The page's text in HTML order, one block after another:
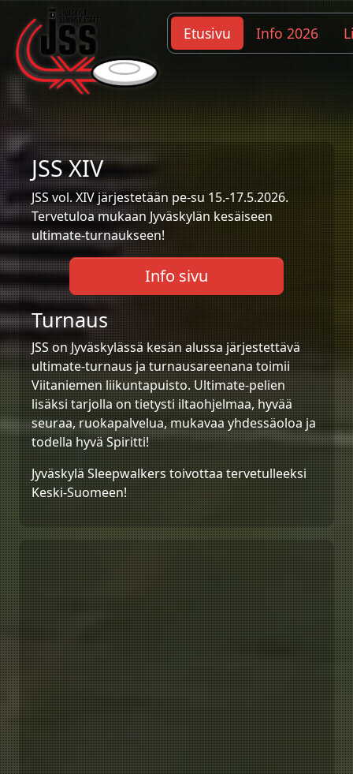
Etusivu Info 2026
JSS XIV
JSS vol. XIV järjestetään pe-su 15.-17.5.2026.
Tervetuloa mukaan Jyväskylän kesäiseen
ultimate-turnaukseen!
Info sivu
Turnaus
JSS on Jyväskylässä kesän alussa järjestettävä
ultimate-turnaus ja turnausareenana toimii
Viitaniemen liikuntapuisto. Ultimate-pelien
lisäksi tarjolla on tietysti iltaohjelmaa, hyvää
seuraa, ruokapalvelua, mukavaa yhdessäoloa ja
todella hyvä Spiritti!
Jyväskylä Sleepwalkers toivottaa tervetulleeksi
Keski-Suomeen!